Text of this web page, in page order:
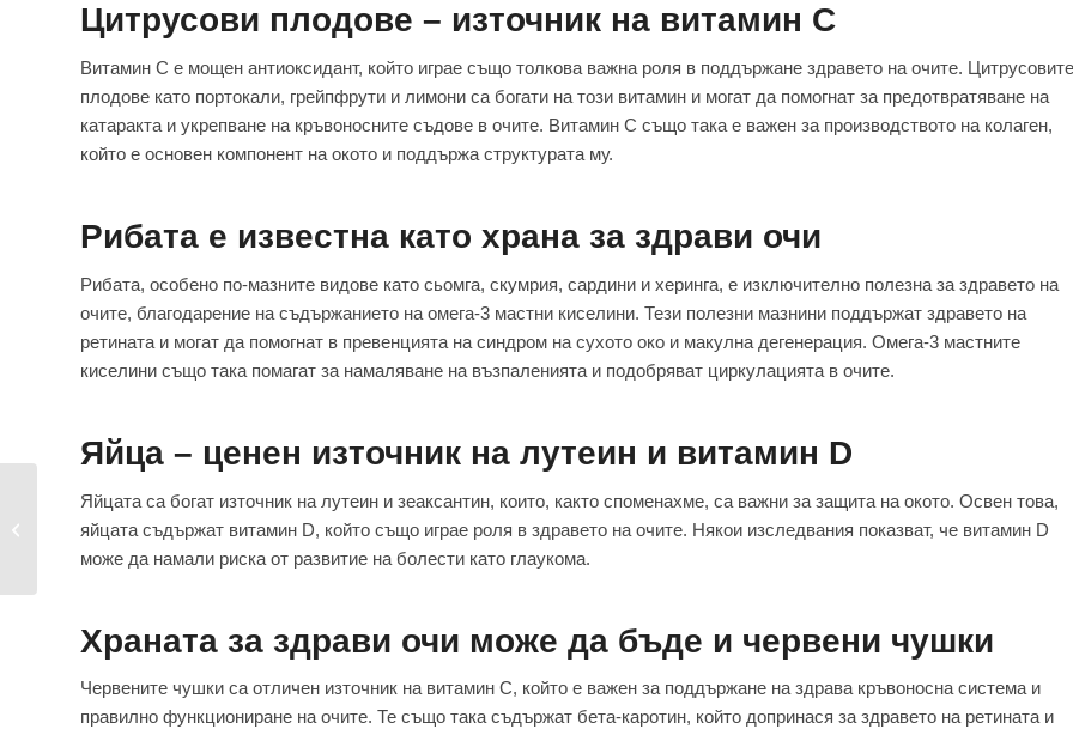
Цитрусови плодове – източник на витамин C
Витамин C е мощен антиоксидант, който играе също толкова важна роля в поддържане здравето на очите. Цитрусовите
плодове като портокали, грейпфрути и лимони са богати на този витамин и могат да помогнат за предотвратяване на
катаракта и укрепване на кръвоносните съдове в очите. Витамин C също така е важен за производството на колаген,
който е основен компонент на окото и поддържа структурата му.
Рибата е известна като храна за здрави очи
Рибата, особено по-мазните видове като сьомга, скумрия, сардини и херинга, е изключително полезна за здравето на
очите, благодарение на съдържанието на омега-3 мастни киселини. Тези полезни мазнини поддържат здравето на
ретината и могат да помогнат в превенцията на синдром на сухото око и макулна дегенерация. Омега-3 мастните
киселини също така помагат за намаляване на възпаленията и подобряват циркулацията в очите.
Яйца – ценен източник на лутеин и витамин D
Яйцата са богат източник на лутеин и зеаксантин, които, както споменахме, са важни за защита на окото. Освен това,
яйцата съдържат витамин D, който също играе роля в здравето на очите. Някои изследвания показват, че витамин D
може да намали риска от развитие на болести като глаукома.
Храната за здрави очи може да бъде и червени чушки
Червените чушки са отличен източник на витамин C, който е важен за поддържане на здрава кръвоносна система и
правилно функциониране на очите. Те също така съдържат бета-каротин, който допринася за здравето на ретината и
Замъглено зрение –
причини и решения за
подобряване...